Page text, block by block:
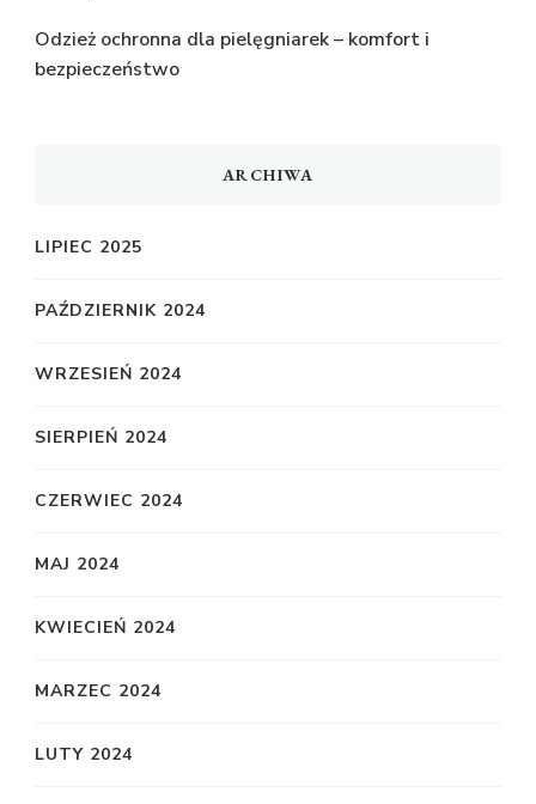
Odzież ochronna dla pielęgniarek – komfort i
bezpieczeństwo
ARCHIWA
LIPIEC 2025
PAŹDZIERNIK 2024
WRZESIEŃ 2024
SIERPIEŃ 2024
CZERWIEC 2024
MAJ 2024
KWIECIEŃ 2024
MARZEC 2024
LUTY 2024